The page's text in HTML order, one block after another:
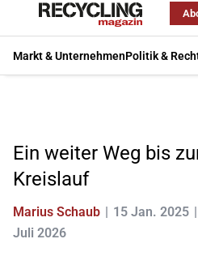
Markt & UnternehmenPolitik &
Ein weiter Weg bis
Kreislauf
Marius Schaub 15 Jan. 2025
Juli 2026